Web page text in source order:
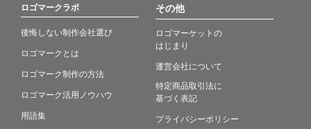
ロゴマークラボ
後悔しない制作会社選び
ロゴマークとは
ロゴマーク制作の方法
ロゴマーク活用ノウハウ
用語集
その他
ロゴマーケットの
はじまり
運営会社について
特定商品取引法に
基づく表記
プライバシーポリシー